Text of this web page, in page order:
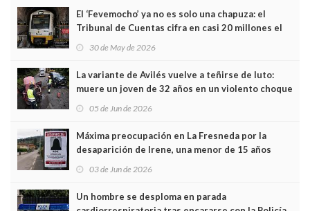
El ‘Fevemocho’ ya no es solo una chapuza: el
Tribunal de Cuentas cifra en casi 20 millones el
sobrecoste de los trenes que no cabían por los
30 de May de 2026
La variante de Avilés vuelve a teñirse de luto:
muere un joven de 32 años en un violento choque
frontal
05 de Jun de 2026
Máxima preocupación en La Fresneda por la
desaparición de Irene, una menor de 15 años
03 de Jun de 2026
Un hombre se desploma en parada